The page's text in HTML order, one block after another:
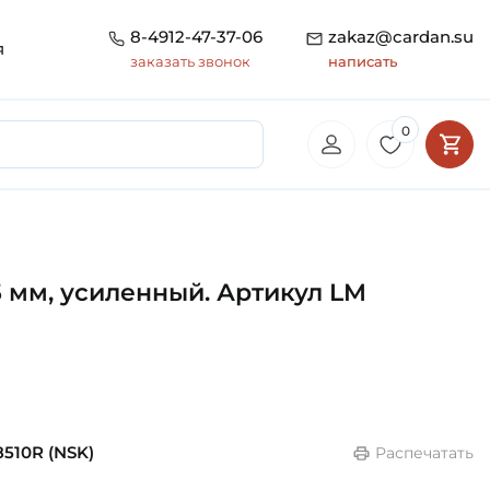
8-4912-47-37-06
заказать звонок
zakaz@cardan.su
написать
0
усиленный. Артикул LM
(NSK)
Распечатать